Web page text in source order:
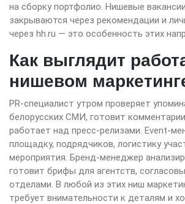
на сборку портфолио. Нишевые
закрываются через рекомендации и
через hh.ru — это особенность этих
Как выглядит
нишевом
PR-специалист утром проверяет
белорусских СМИ, готовит
работает над пресс-релизами. Event-
площадку, подрядчиков, логистику
мероприятия. Бренд-менеджер
готовит брифы для агентств,
отделами. В любой из этих ниш
требует внимательности к деталям и